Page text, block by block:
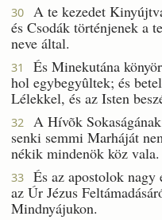
30
A te kezedet
és Csodák történjenek a
neve által.
31
És Minekutána
hol egybegyûltek; és
Lélekkel, és az Isten
32
A Hívõk
senki semmi Marháját
nékik mindenök köz vala.
33
És az apostolok
az Úr Jézus
Mindnyájukon.